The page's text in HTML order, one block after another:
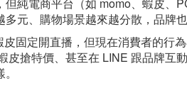
但純電商平台（如 momo、蝦皮、
元、購物場景越來越分散，品牌
固定開直播，但現在消費者的行
皮搶特價、甚至在 LINE 跟品牌互